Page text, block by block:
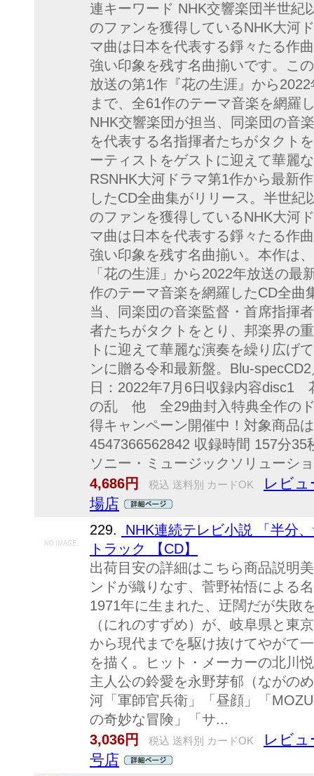
連キーワード NHK交響楽団半世紀
のファンを獲得しているNHK大河
マ曲は日本を代表する錚々たる作
強い印象を残す名曲揃いです。こ
放送の第1作『花の生涯』から
まで、全61作のテーマ音楽を網羅
NHK交響楽団が担当、同楽団の音
を代表する名指揮者たちがタクト
ーティストをゲストに迎えて華麗
RSNHK大河ドラマ第1作から最新
したCD全曲集がリリース。半世
のファンを獲得しているNHK大河
マ曲は日本を代表する錚々たる作
強い印象を残す名曲揃い。本作は
「花の生涯」から2022年放送の
作のテーマ音楽を網羅したCD全曲
当、同楽団の音楽監督・首席指揮
者たちがタクトをとり、邦楽界の
トに迎えて華麗な演奏を繰り広げ
ンに贈る令和最新盤。Blu-
日：2022年7月6日収録内容
の乱 他 全29曲封入特典全作の
得キャンペーン開催中！対象商品
4547366562842 収録時間 157分
ソニー・ミュージックソリューシ
4,686円
税込 送料別 カードOK
レビュ
場店
229.
NHK連続テレビ小説 「半分
トラック 【CD】
出荷目安の詳細はこちら商品説明
ンドが織りなす、菅野祐悟による
1971年に生まれた、迂闊だが失敗
（にれのすずめ）が、岐阜県と東
から現代までを駆け抜けてやがて
を描く。ヒット・メーカーの北川
主人公の鈴愛を永野芽郁（ながの
河「軍師官兵衛」「昼顔」「
の奇妙な冒険」「サ...
3,036円
税込 送料別 カードOK
レビュ
号店